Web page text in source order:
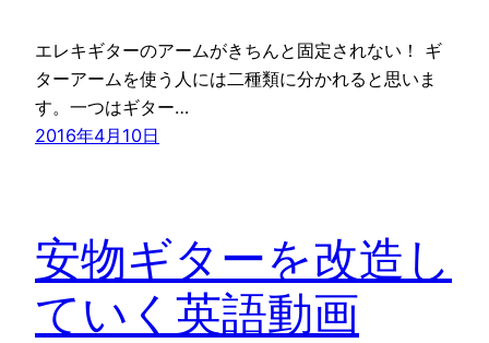
エレキギターのアームがきちんと固定されない！ ギ
ターアームを使う人には二種類に分かれると思いま
す。一つはギター…
2016年4月10日
安物ギターを改造し
ていく英語動画